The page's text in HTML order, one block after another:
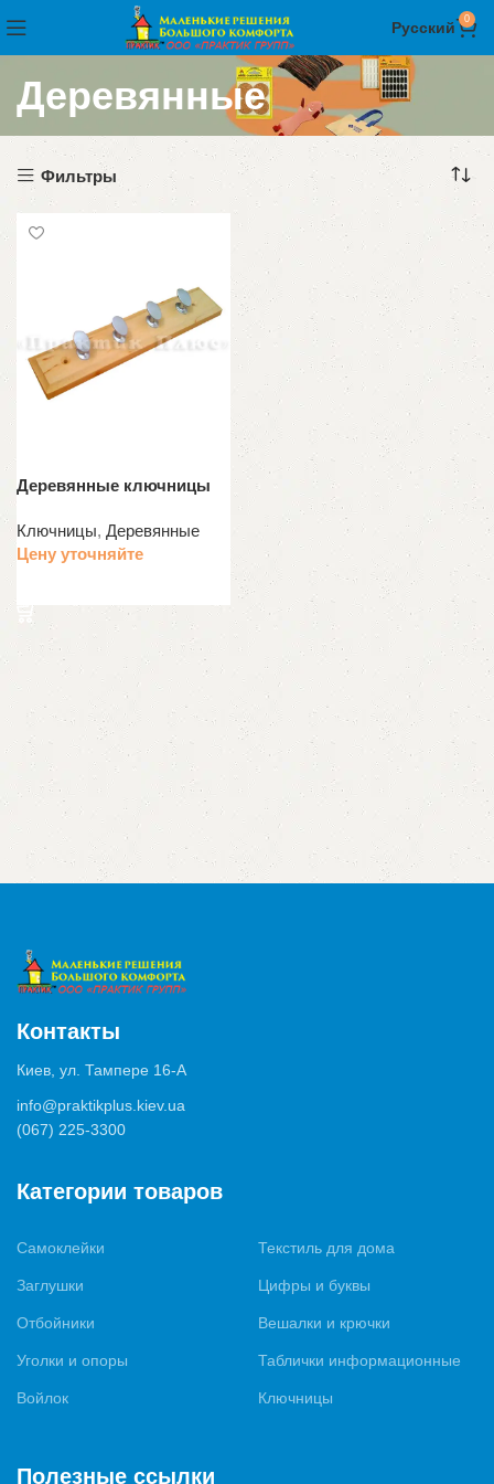
Русский 0
Деревянные
Фильтры
Деревянные ключницы
Ключницы, Деревянные
Цену уточняйте
Контакты
Киев, ул. Тампере 16-А
info@praktikplus.kiev.ua
(067) 225-3300
Категории товаров
Самоклейки
Заглушки
Отбойники
Уголки и опоры
Войлок
Текстиль для дома
Цифры и буквы
Вешалки и крючки
Таблички информационные
Ключницы
Полезные ссылки